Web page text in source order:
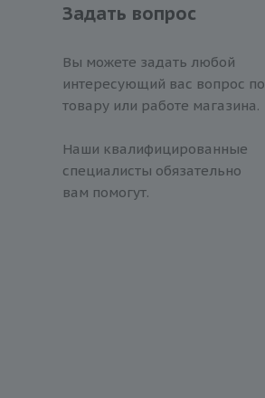
Задать вопрос
Вы можете задать любой
интересующий вас вопрос по
товару или работе магазина.
Наши квалифицированные
специалисты обязательно
вам помогут.